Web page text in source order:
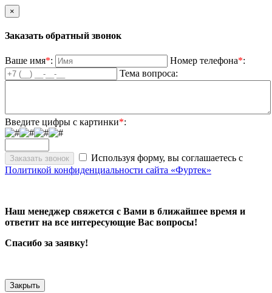
×
Заказать обратный звонок
Ваше имя*: Номер телефона*:
Тема вопроса:
Введите цифры с картинки*:
Используя форму, вы соглашаетесь с
Политикой конфиденциальности сайта «Фуртек»
Наш менеджер свяжется с Вами в ближайшее время и
ответит на все интересующие Вас вопросы!
Спасибо за заявку!
Закрыть